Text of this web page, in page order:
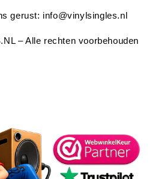
gerust: info@vinylsingles.nl
– Alle rechten voorbehouden